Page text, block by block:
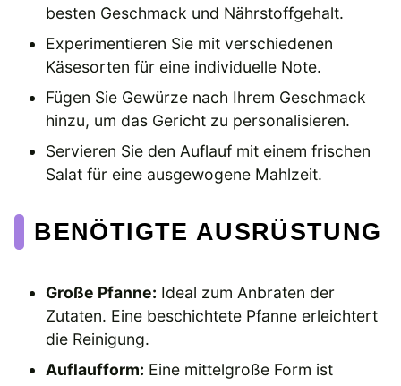
besten Geschmack und Nährstoffgehalt.
Experimentieren Sie mit verschiedenen
Käsesorten für eine individuelle Note.
Fügen Sie Gewürze nach Ihrem Geschmack
hinzu, um das Gericht zu personalisieren.
Servieren Sie den Auflauf mit einem frischen
Salat für eine ausgewogene Mahlzeit.
BENÖTIGTE AUSRÜSTUNG
Große Pfanne: Ideal zum Anbraten der
Zutaten. Eine beschichtete Pfanne erleichtert
die Reinigung.
Auflaufform: Eine mittelgroße Form ist